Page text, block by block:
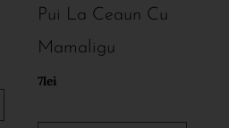
Pui La Ceaun Cu
Mamaligu
7lei